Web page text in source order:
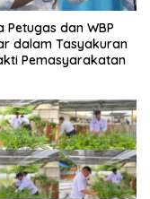
Petugas dan WBP
dalam Tasyakuran
Pemasyarakatan